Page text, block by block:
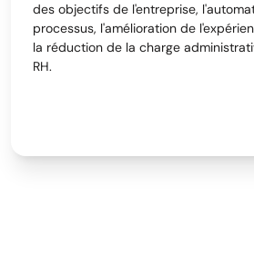
des objectifs de l'entreprise,
processus, l'amélioration de
la réduction de la charge
RH.